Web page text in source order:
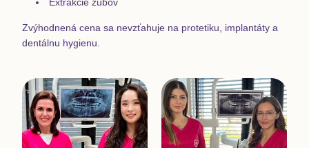
Zvýhodnená cena sa nevzťahuje na protetiku, implantáty a
dentálnu hygienu.